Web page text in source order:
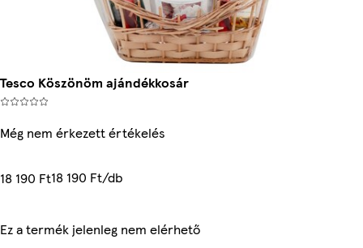
Tesco Köszönöm ajándékkosár
Még nem érkezett értékelés
18 190 Ft18 190 Ft/db
Ez a termék jelenleg nem elérhető